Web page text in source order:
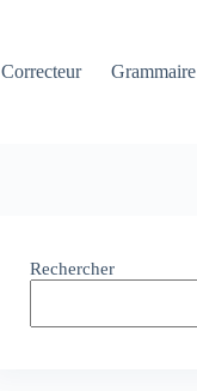
Correcteur Grammaire
Rechercher